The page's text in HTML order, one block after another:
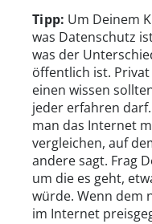
Tipp: Um Deinem
was Datenschutz
was der
öffentlich ist.
einen wissen
jeder erfahren
man das Internet
vergleichen, auf
andere sagt. Frag
um die es geht,
würde. Wenn dem
im Internet